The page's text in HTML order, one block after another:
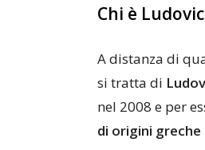
Chi è
A distanza di
si tratta di
nel 2008 e per
di origini